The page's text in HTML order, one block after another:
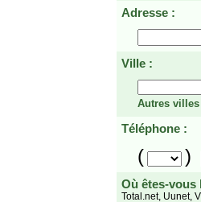
Adresse :
Ville :
Autres villes
Téléphone :
( )
Où êtes-vous
Total.net, Uunet,